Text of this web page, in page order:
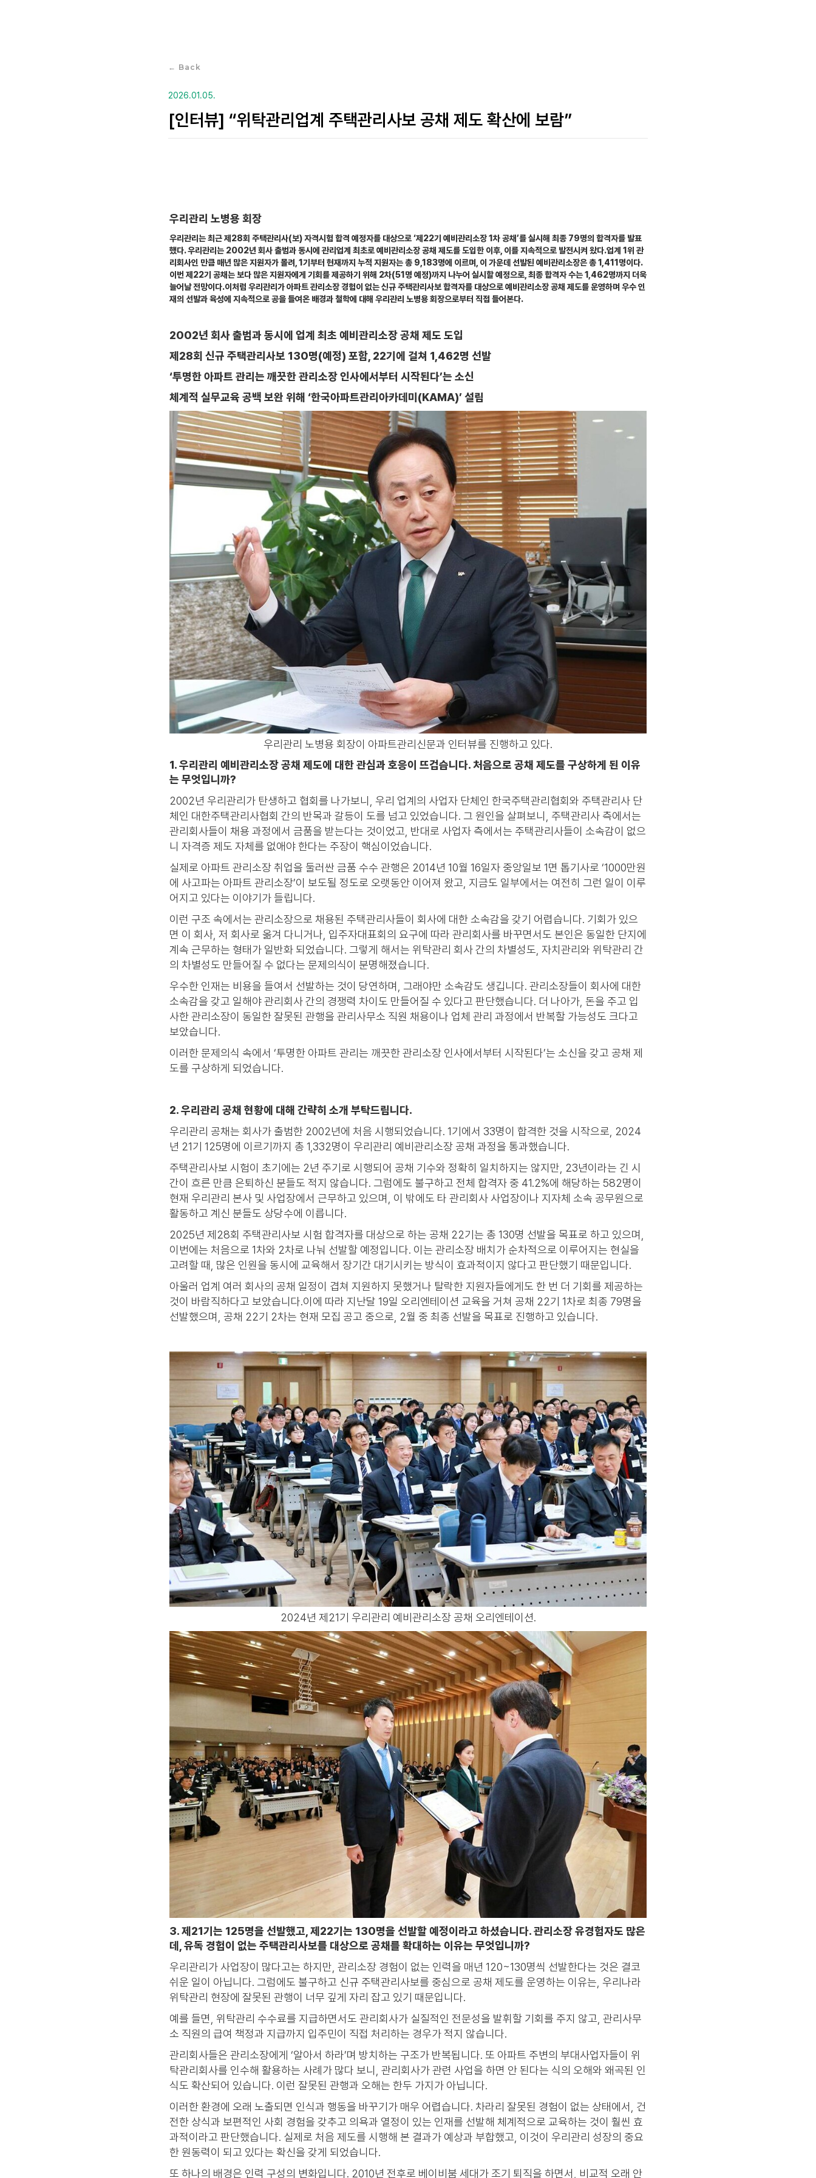
← Back
2026.01.05.
[인터뷰] “위탁관리업계 주택관리사보 공채 제도 확산에 보람”
우리관리 노병용 회장
우리관리는 최근 제28회 주택관리사(보) 자격시험 합격 예정자를 대상으로 ‘제22기 예비관리소장 1차 공채’를 실시해 최종 79명의 합격자를 발표
했다. 우리관리는 2002년 회사 출범과 동시에 관리업계 최초로 예비관리소장 공채 제도를 도입한 이후, 이를 지속적으로 발전시켜 왔다.업계 1위 관
리회사인 만큼 매년 많은 지원자가 몰려, 1기부터 현재까지 누적 지원자는 총 9,183명에 이르며, 이 가운데 선발된 예비관리소장은 총 1,411명이다.
이번 제22기 공채는 보다 많은 지원자에게 기회를 제공하기 위해 2차(51명 예정)까지 나누어 실시할 예정으로, 최종 합격자 수는 1,462명까지 더욱
늘어날 전망이다.이처럼 우리관리가 아파트 관리소장 경험이 없는 신규 주택관리사보 합격자를 대상으로 예비관리소장 공채 제도를 운영하며 우수 인
재의 선발과 육성에 지속적으로 공을 들여온 배경과 철학에 대해 우리관리 노병용 회장으로부터 직접 들어본다.
2002년 회사 출범과 동시에 업계 최초 예비관리소장 공채 제도 도입
제28회 신규 주택관리사보 130명(예정) 포함, 22기에 걸쳐 1,462명 선발
‘투명한 아파트 관리는 깨끗한 관리소장 인사에서부터 시작된다’는 소신
체계적 실무교육 공백 보완 위해 ‘한국아파트관리아카데미(KAMA)’ 설립
우리관리 노병용 회장이 아파트관리신문과 인터뷰를 진행하고 있다.
1. 우리관리 예비관리소장 공채 제도에 대한 관심과 호응이 뜨겁습니다. 처음으로 공채 제도를 구상하게 된 이유
는 무엇입니까?
2002년 우리관리가 탄생하고 협회를 나가보니, 우리 업계의 사업자 단체인 한국주택관리협회와 주택관리사 단
체인 대한주택관리사협회 간의 반목과 갈등이 도를 넘고 있었습니다. 그 원인을 살펴보니, 주택관리사 측에서는
관리회사들이 채용 과정에서 금품을 받는다는 것이었고, 반대로 사업자 측에서는 주택관리사들이 소속감이 없으
니 자격증 제도 자체를 없애야 한다는 주장이 핵심이었습니다.
실제로 아파트 관리소장 취업을 둘러싼 금품 수수 관행은 2014년 10월 16일자 중앙일보 1면 톱기사로 ‘1000만원
에 사고파는 아파트 관리소장’이 보도될 정도로 오랫동안 이어져 왔고, 지금도 일부에서는 여전히 그런 일이 이루
어지고 있다는 이야기가 들립니다.
이런 구조 속에서는 관리소장으로 채용된 주택관리사들이 회사에 대한 소속감을 갖기 어렵습니다. 기회가 있으
면 이 회사, 저 회사로 옮겨 다니거나, 입주자대표회의 요구에 따라 관리회사를 바꾸면서도 본인은 동일한 단지에
계속 근무하는 형태가 일반화 되었습니다. 그렇게 해서는 위탁관리 회사 간의 차별성도, 자치관리와 위탁관리 간
의 차별성도 만들어질 수 없다는 문제의식이 분명해졌습니다.
우수한 인재는 비용을 들여서 선발하는 것이 당연하며, 그래야만 소속감도 생깁니다. 관리소장들이 회사에 대한
소속감을 갖고 일해야 관리회사 간의 경쟁력 차이도 만들어질 수 있다고 판단했습니다. 더 나아가, 돈을 주고 입
사한 관리소장이 동일한 잘못된 관행을 관리사무소 직원 채용이나 업체 관리 과정에서 반복할 가능성도 크다고
보았습니다.
이러한 문제의식 속에서 ‘투명한 아파트 관리는 깨끗한 관리소장 인사에서부터 시작된다’는 소신을 갖고 공채 제
도를 구상하게 되었습니다.
2. 우리관리 공채 현황에 대해 간략히 소개 부탁드립니다.
우리관리 공채는 회사가 출범한 2002년에 처음 시행되었습니다. 1기에서 33명이 합격한 것을 시작으로, 2024
년 21기 125명에 이르기까지 총 1,332명이 우리관리 예비관리소장 공채 과정을 통과했습니다.
주택관리사보 시험이 초기에는 2년 주기로 시행되어 공채 기수와 정확히 일치하지는 않지만, 23년이라는 긴 시
간이 흐른 만큼 은퇴하신 분들도 적지 않습니다. 그럼에도 불구하고 전체 합격자 중 41.2%에 해당하는 582명이
현재 우리관리 본사 및 사업장에서 근무하고 있으며, 이 밖에도 타 관리회사 사업장이나 지자체 소속 공무원으로
활동하고 계신 분들도 상당수에 이릅니다.
2025년 제28회 주택관리사보 시험 합격자를 대상으로 하는 공채 22기는 총 130명 선발을 목표로 하고 있으며,
이번에는 처음으로 1차와 2차로 나눠 선발할 예정입니다. 이는 관리소장 배치가 순차적으로 이루어지는 현실을
고려할 때, 많은 인원을 동시에 교육해서 장기간 대기시키는 방식이 효과적이지 않다고 판단했기 때문입니다.
아울러 업계 여러 회사의 공채 일정이 겹쳐 지원하지 못했거나 탈락한 지원자들에게도 한 번 더 기회를 제공하는
것이 바람직하다고 보았습니다.이에 따라 지난달 19일 오리엔테이션 교육을 거쳐 공채 22기 1차로 최종 79명을
선발했으며, 공채 22기 2차는 현재 모집 공고 중으로, 2월 중 최종 선발을 목표로 진행하고 있습니다.
2024년 제21기 우리관리 예비관리소장 공채 오리엔테이션.
3. 제21기는 125명을 선발했고, 제22기는 130명을 선발할 예정이라고 하셨습니다. 관리소장 유경험자도 많은
데, 유독 경험이 없는 주택관리사보를 대상으로 공채를 확대하는 이유는 무엇입니까?
우리관리가 사업장이 많다고는 하지만, 관리소장 경험이 없는 인력을 매년 120~130명씩 선발한다는 것은 결코
쉬운 일이 아닙니다. 그럼에도 불구하고 신규 주택관리사보를 중심으로 공채 제도를 운영하는 이유는, 우리나라
위탁관리 현장에 잘못된 관행이 너무 깊게 자리 잡고 있기 때문입니다.
예를 들면, 위탁관리 수수료를 지급하면서도 관리회사가 실질적인 전문성을 발휘할 기회를 주지 않고, 관리사무
소 직원의 급여 책정과 지급까지 입주민이 직접 처리하는 경우가 적지 않습니다.
관리회사들은 관리소장에게 ‘알아서 하라’며 방치하는 구조가 반복됩니다. 또 아파트 주변의 부대사업자들이 위
탁관리회사를 인수해 활용하는 사례가 많다 보니, 관리회사가 관련 사업을 하면 안 된다는 식의 오해와 왜곡된 인
식도 확산되어 있습니다. 이런 잘못된 관행과 오해는 한두 가지가 아닙니다.
이러한 환경에 오래 노출되면 인식과 행동을 바꾸기가 매우 어렵습니다. 차라리 잘못된 경험이 없는 상태에서, 건
전한 상식과 보편적인 사회 경험을 갖추고 의욕과 열정이 있는 인재를 선발해 체계적으로 교육하는 것이 훨씬 효
과적이라고 판단했습니다. 실제로 처음 제도를 시행해 본 결과가 예상과 부합했고, 이것이 우리관리 성장의 중요
한 원동력이 되고 있다는 확신을 갖게 되었습니다.
또 하나의 배경은 인력 구성의 변화입니다. 2010년 전후로 베이비붐 세대가 조기 퇴직을 하면서, 비교적 오래 안